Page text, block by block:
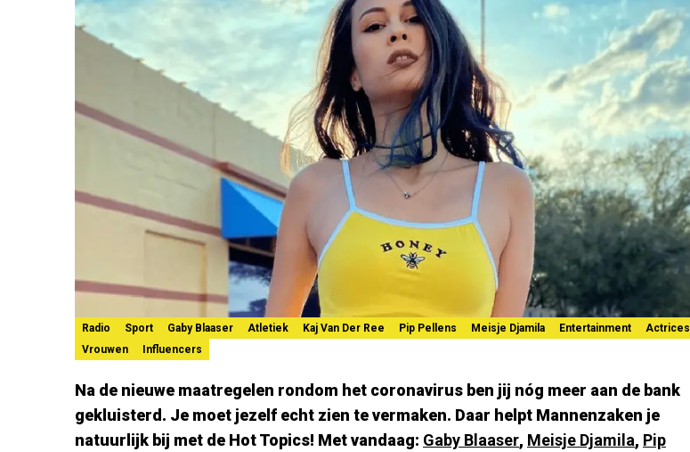
Radio Sport Gaby Blaaser Atletiek Kaj Van Der Ree Pip Pellens Meisje Djamila Entertainment
Actrices
Vrouwen
Influencers
Na de nieuwe maatregelen rondom het coronavirus ben jij nóg meer aan de bank
gekluisterd. Je moet jezelf echt zien te vermaken. Daar helpt Mannenzaken je
natuurlijk bij met de Hot Topics! Met vandaag: Gaby Blaaser, Meisje Djamila, Pip